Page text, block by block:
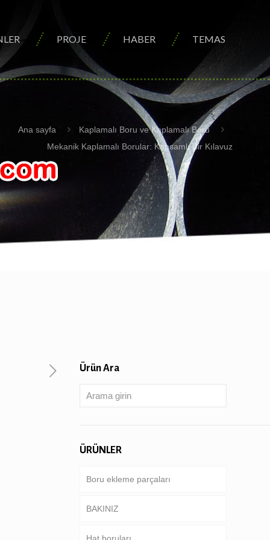
PROJE HABER TEMAS
Ana sayfa
Kaplamalı Boru ve Kaplamalı Boru
Mekanik Kaplamalı Borular: Kapsamlı Bir Kılavuz
Ürün Ara
ÜRÜNLER
Boru ekleme parçaları
BAKINIZ